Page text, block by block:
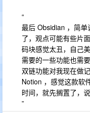
“
最后 Obsidian ，简
了，观点可能有些片
码块感觉太丑，自己
需要的一些功能也需
双链功能对我现在做
Notion ，感觉这款软
时间，就先搁置了，
”